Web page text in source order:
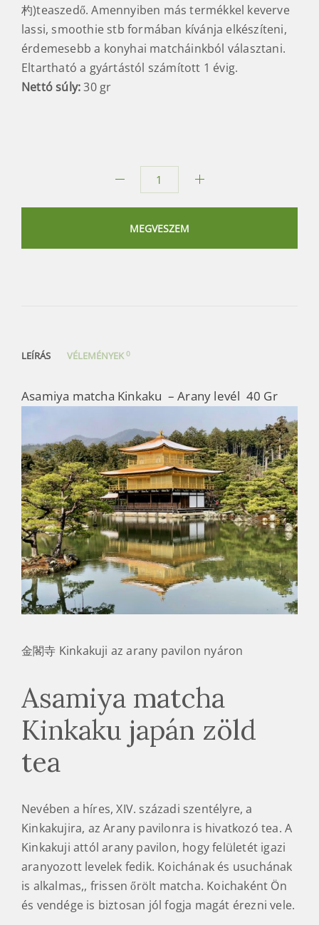
杓)teaszedő. Amennyiben más termékkel keverve
lassi, smoothie stb formában kívánja elkészíteni,
érdemesebb a konyhai matcháinkból választani.
Eltartható a gyártástól számított 1 évig.
Nettó súly:30 gr
MEGVESZEM
LEÍRÁS VÉLEMÉNYEK0
Asamiya matcha Kinkaku – Arany levél 40 Gr
金閣寺 Kinkakuji az arany pavilon nyáron
Asamiya matcha
Kinkaku japán zöld
tea
Nevében a híres, XIV. századi szentélyre, a
Kinkakujira, az Arany pavilonra is hivatkozó tea. A
Kinkakuji attól arany pavilon, hogy felületét igazi
aranyozott levelek fedik. Koichának és usuchának
is alkalmas,, frissen őrölt matcha. Koichaként Ön
és vendége is biztosan jól fogja magát érezni vele.